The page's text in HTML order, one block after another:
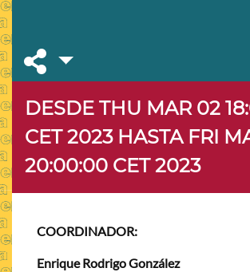
DESDE THU MAR 02
CET 2023 HASTA FRI
20:00:00 CET 2023
COORDINADOR:
Enrique Rodrigo González